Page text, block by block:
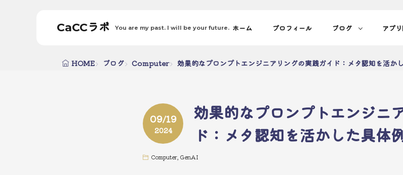
CaCCラボ You are my past. I will be your future. ホーム プロフィール ブログ アプ
HOME ブログ Computer 効果的なプロンプトエンジニアリングの実践ガイド：メタ認知を活か
09/19
2024
効果的なプロンプトエンジニ
ド：メタ認知を活かした具体
Computer GenAI